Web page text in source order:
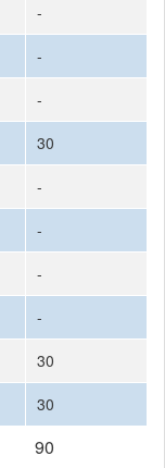
-
-
-
30
-
-
-
-
30
30
90